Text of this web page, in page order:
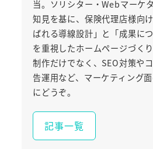
当。ソリシター・Webマーケ
知見を基に、保険代理店様向
ばれる導線設計」と「成果に
を重視したホームページづく
制作だけでなく、SEO対策や
告運用など、マーケティング
にどうぞ。
記事一覧